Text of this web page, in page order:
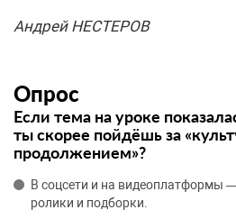
Андрей НЕСТЕРОВ
Опрос
Если тема на уроке
ты скорее пойдёшь за
продолжением»?
В соцсети и на видеоплатформы
ролики и подборки.